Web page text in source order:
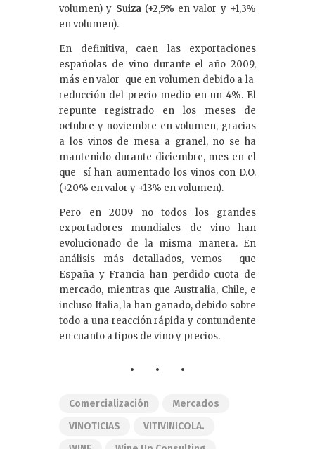
volumen) y Suiza(+2,5% en valor y +1,3%
en volumen).
En definitiva, caen las exportaciones
españolas de vino durante el año 2009,
más en valor que en volumen debido a la
reducción del precio medio en un 4%. El
repunte registrado en los meses de
octubre y noviembre en volumen, gracias
a los vinos de mesa a granel, no se ha
mantenido durante diciembre, mes en el
que sí han aumentado los vinos con D.O.
(+20% en valor y +13% en volumen).
Pero en 2009 no todos los grandes
exportadores mundiales de vino han
evolucionado de la misma manera. En
análisis más detallados, vemos que
España y Francia han perdido cuota de
mercado, mientras que Australia, Chile, e
incluso Italia, la han ganado, debido sobre
todo a una reacción rápida y contundente
en cuanto a tipos de vino y precios.
Comercialización
Mercados
VINOTICIAS
VITIVINICOLA.